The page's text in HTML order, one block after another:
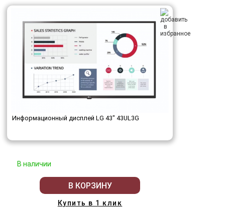
Информационный дисплей LG 43" 43UL3G
В наличии
В КОРЗИНУ
Купить в 1 клик